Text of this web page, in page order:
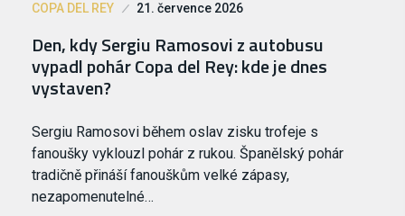
COPA DEL REY 21. července 2026
Den, kdy Sergiu Ramosovi z autobusu
vypadl pohár Copa del Rey: kde je dnes
vystaven?
Sergiu Ramosovi během oslav zisku trofeje s
fanoušky vyklouzl pohár z rukou. Španělský pohár
tradičně přináší fanouškům velké zápasy,
nezapomenutelné…